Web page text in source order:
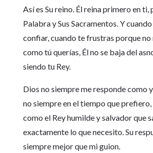
Así es Su reino. Él reina primero en ti,
Palabra y Sus Sacramentos. Y
confiar, cuando te frustras porque no
como tú querías, Él no se baja del
siendo tu Rey.
Dios no siempre me responde como
no siempre en el tiempo que
como el Rey humilde y salvador que
exactamente lo que necesito. Su
siempre mejor que mi guion.